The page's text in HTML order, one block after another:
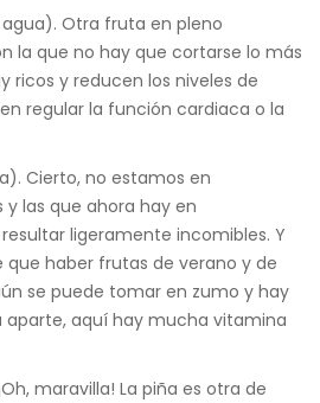
Otra fruta en pleno
la que no hay que cortarse lo más
ricos y reducen los niveles de
regular la función cardiaca o la
Cierto, no estamos en
las que ahora hay en
ligeramente incomibles. Y
que haber frutas de verano y de
se puede tomar en zumo y hay
aparte, aquí hay mucha vitamina
maravilla! La piña es otra de